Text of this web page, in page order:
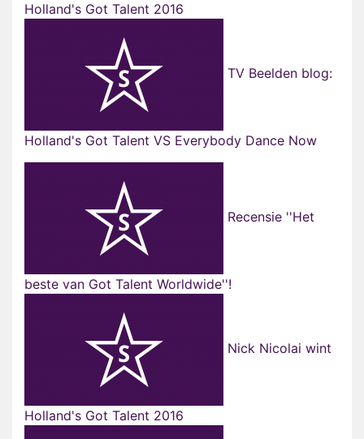
Holland's Got Talent 2016
TV Beelden blog:
Holland's Got Talent VS Everybody Dance Now
Recensie ''Het
beste van Got Talent Worldwide''!
Nick Nicolai wint
Holland's Got Talent 2016